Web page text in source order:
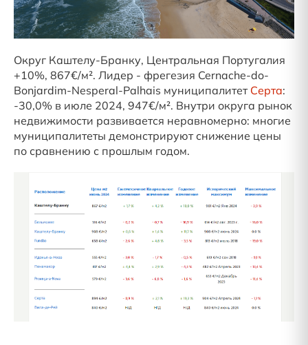
Округ Каштелу-Бранку, Центральная Португалия
+10%, 867€/м². Лидер - фрегезия Cernache-do-
Bonjardim-Nesperal-Palhais муниципалитет Серта:
-30,0% в июле 2024, 947€/м². Внутри округа рынок
недвижимости развивается неравномерно: многие
муниципалитеты демонстрируют снижение цены
по сравнению с прошлым годом.